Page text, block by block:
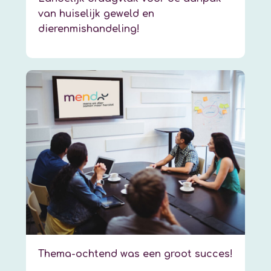
van huiselijk geweld en
dierenmishandeling!
Thema-ochtend was een groot succes!